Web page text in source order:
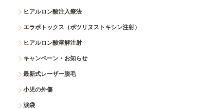
ヒアルロン酸注入療法
エラボトックス（ボツリヌストキシン注射）
ヒアルロン酸溶解注射
キャンペーン・お知らせ
最新式レーザー脱毛
小児の外傷
涙袋